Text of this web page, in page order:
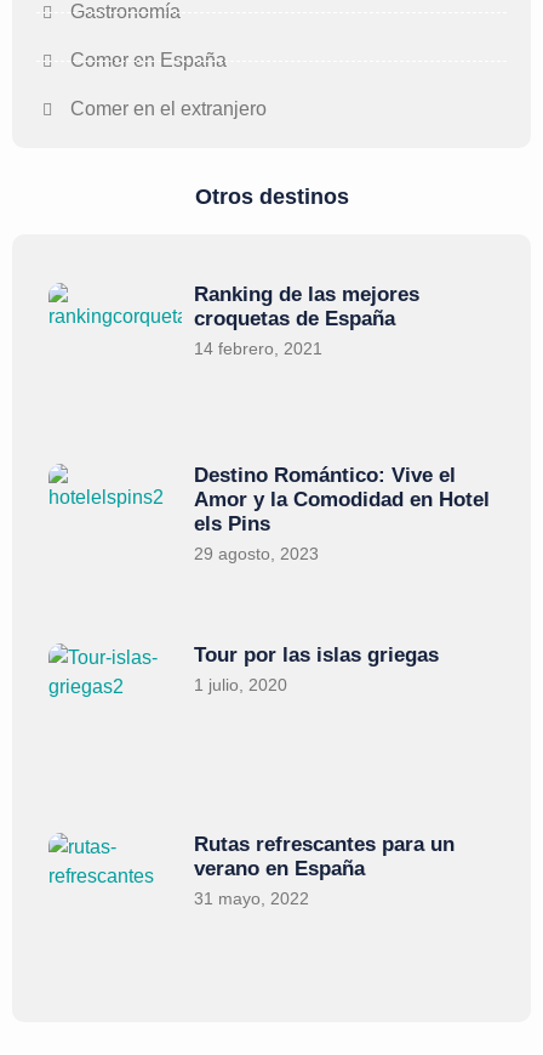
Gastronomía
Comer en España
Comer en el extranjero
Otros destinos
Ranking de las mejores
croquetas de España
14 febrero, 2021
Destino Romántico: Vive el
Amor y la Comodidad en Hotel
els Pins
29 agosto, 2023
Tour por las islas griegas
1 julio, 2020
Rutas refrescantes para un
verano en España
31 mayo, 2022